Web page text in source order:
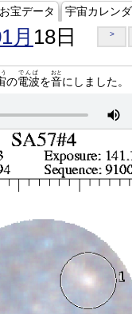
お宝データ 宇宙カレン
月 18日 >
の電波
でんぱ
を音
おと
にしました。